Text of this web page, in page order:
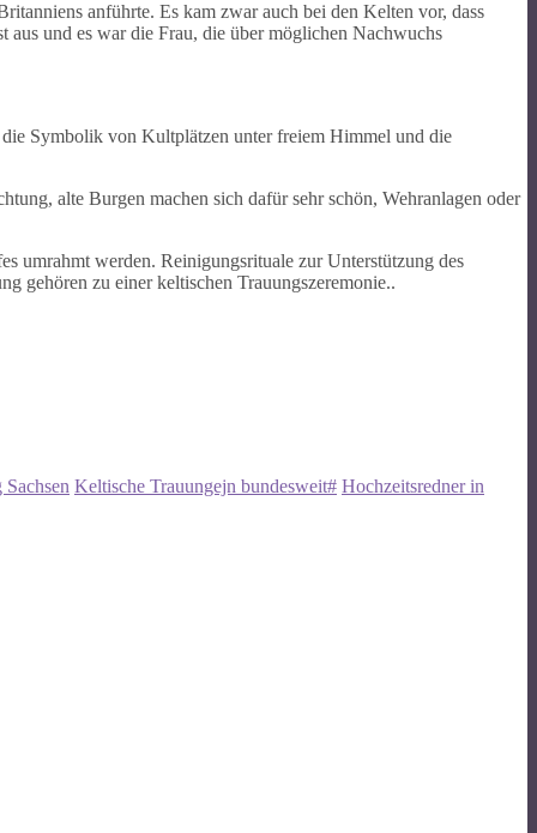
anführte. Es kam zwar auch bei den Kelten vor, dass
aus und es war die Frau, die über möglichen Nachwuchs
Symbolik von Kultplätzen unter freiem Himmel und die
alte Burgen machen sich dafür sehr schön, Wehranlagen oder
umrahmt werden. Reinigungsrituale zur Unterstützung des
gehören zu einer keltischen Trauungszeremonie..
Keltische Trauungejn bundesweit# Hochzeitsredner in